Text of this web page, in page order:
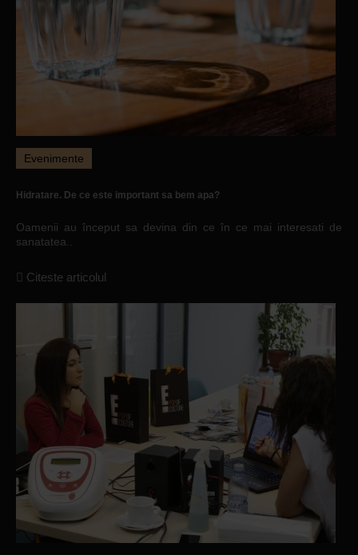
Evenimente
Hidratare. De ce este important sa bem apa?
Oamenii au început sa devina din ce în ce mai interesati de
sanatatea..
Citeste articolul